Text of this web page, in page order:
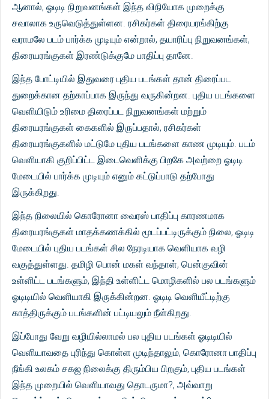
ஆனால், ஓடிடி நிறுவனங்கள் இந்த விநியோக முறைக்கு
சவாலாக உருவெடுத்துள்ளன. ரசிகர்கள் திரையரங்கிற்கு
வராமலே படம் பார்க்க முடியும் என்றால், தயாரிப்பு நிறுவனங்கள்,
திரையரங்குகள் இரண்டுக்குமே பாதிப்பு தானே.
இந்த போட்டியில் இதுவரை புதிய படங்கள் தான் திரைப்பட
துறைக்கான தற்காப்பாக இருந்து வருகின்றன. புதிய படங்களை
வெளியிடும் உரிமை திரைப்பட நிறுவனங்கள் மற்றும்
திரையரங்குகள் கைகளில் இருப்பதால், ரசிகர்கள்
திரையரங்குகளில் மட்டுமே புதிய படங்களை காண முடியும். படம்
வெளியாகி குறிப்பிட்ட இடைவெளிக்கு பிறகே அவற்றை ஓடிடி
மேடையில் பார்க்க முடியும் எனும் கட்டுப்பாடு தற்போது
இருக்கிறது.
இந்த நிலையில் கொரோனா வைரஸ் பாதிப்பு காரணமாக
திரையரங்குகள் மாதக்கணக்கில் மூடப்பட்டிருக்கும் நிலை, ஓடிடி
மேடையில் புதிய படங்கள் சில நேரடியாக வெளியாக வழி
வகுத்துள்ளது. தமிழி பொன் மகள் வந்தாள், பென்குவின்
உள்ளிட்ட படங்களும், இந்தி உள்ளிட்ட மொழிகளில் பல படங்களும்
ஓடிடியில் வெளியாகி இருக்கின்றன. ஓடிடி வெளியீட்டிற்கு
காத்திருக்கும் படங்களின் பட்டியலும் நீள்கிறது.
இப்போது வேறு வழியில்லாமல் பல புதிய படங்கள் ஓடிடியில்
வெளியாவதை புரிந்து கொள்ள முடிந்தாலும், கொரோனா பாதிப்பு
நீங்கி உலகம் சகஜ நிலைக்கு திரும்பிய பிறகும், புதிய படங்கள்
இந்த முறையில் வெளியாவது தொடருமா?, அவ்வாறு